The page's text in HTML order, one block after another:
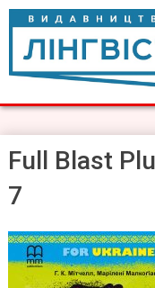
Skip
content
Видавництво Лінгвіст
Видавництво Лінгвіст
Full Blast
7